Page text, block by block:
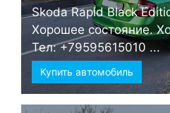
Skoda Rapid Black
Хорошее состояние.
Тел: +79595615010 ...
Купить автомобиль